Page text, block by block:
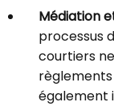
Médiation
processus
courtiers
règlements
également